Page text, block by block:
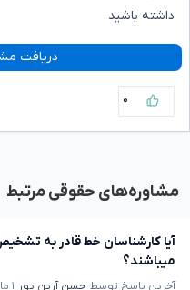
داشته باشید
دریافت
۰
مشاوره‌های حقوقی مرتبط
آیا کارشناسان خط قادر به
میباشند؟
آخرین پاسخ توسط حسن آرین پور ۱ ماه پیش